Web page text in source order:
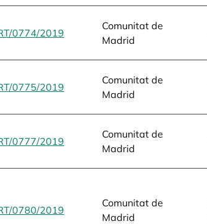
0774/2019 opens in a new tab
Comunitat de
Madrid
0775/2019 opens in a new tab
Comunitat de
Madrid
0777/2019 opens in a new tab
Comunitat de
Madrid
0780/2019 opens in a new tab
Comunitat de
Madrid